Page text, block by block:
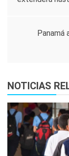
entradas
Panamá
NOTICIAS